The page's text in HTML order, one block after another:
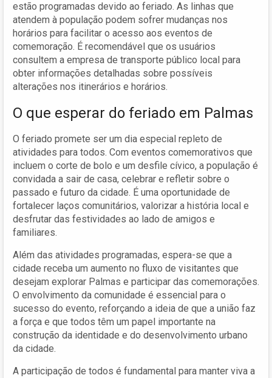
estão programadas devido ao feriado. As linhas que
atendem à população podem sofrer mudanças nos
horários para facilitar o acesso aos eventos de
comemoração. É recomendável que os usuários
consultem a empresa de transporte público local para
obter informações detalhadas sobre possíveis
alterações nos itinerários e horários.
O que esperar do feriado em Palmas
O feriado promete ser um dia especial repleto de
atividades para todos. Com eventos comemorativos que
incluem o corte de bolo e um desfile cívico, a população é
convidada a sair de casa, celebrar e refletir sobre o
passado e futuro da cidade. É uma oportunidade de
fortalecer laços comunitários, valorizar a história local e
desfrutar das festividades ao lado de amigos e
familiares.
Além das atividades programadas, espera-se que a
cidade receba um aumento no fluxo de visitantes que
desejam explorar Palmas e participar das comemorações.
O envolvimento da comunidade é essencial para o
sucesso do evento, reforçando a ideia de que a união faz
a força e que todos têm um papel importante na
construção da identidade e do desenvolvimento urbano
da cidade.
A participação de todos é fundamental para manter viva a